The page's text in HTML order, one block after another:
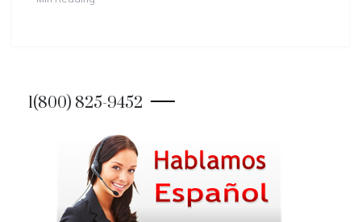
1(800) 825-9452